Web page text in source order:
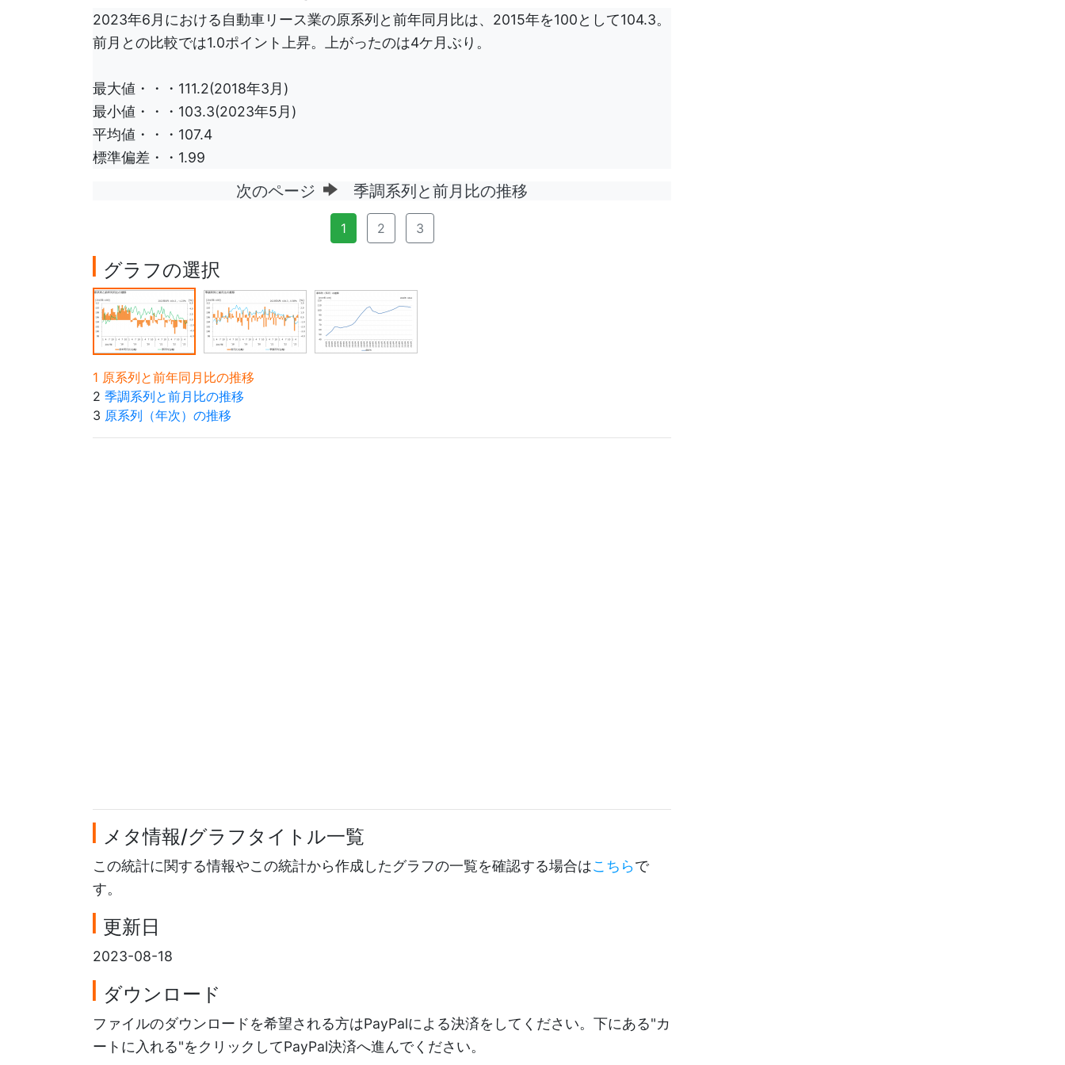
2023年6月における自動車リース業の原系列と前年同月比は、2015年を100として104.3。
前月との比較では1.0ポイント上昇。上がったのは4ケ月ぶり。
最大値・・・111.2(2018年3月)
最小値・・・103.3(2023年5月)
平均値・・・107.4
標準偏差・・1.99
次のページ 季調系列と前月比の推移
1 2 3
グラフの選択
1 原系列と前年同月比の推移
2 季調系列と前月比の推移
3 原系列（年次）の推移
メタ情報/グラフタイトル一覧
この統計に関する情報やこの統計から作成したグラフの一覧を確認する場合はこちらで
す。
更新日
2023-08-18
ダウンロード
ファイルのダウンロードを希望される方はPayPalによる決済をしてください。下にある"カ
ートに入れる"をクリックしてPayPal決済へ進んでください。